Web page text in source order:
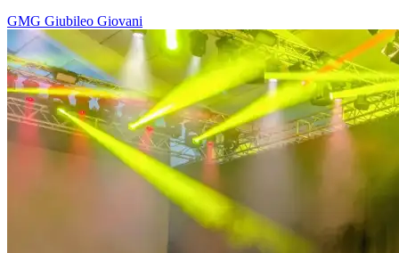
GMG Giubileo Giovani